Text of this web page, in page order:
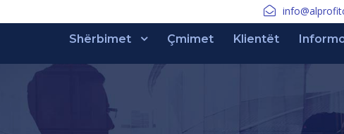
Shërbimet Çmimet Klientët